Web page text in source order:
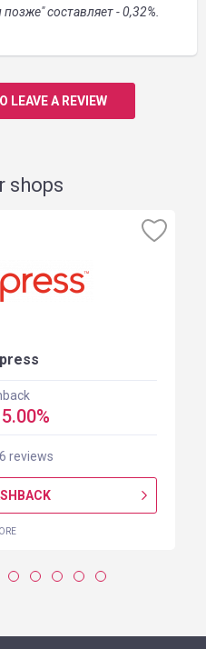
составляет - 0,32%.
LEAVE A REVIEW
shops
reviews